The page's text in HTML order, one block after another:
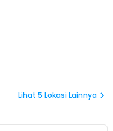
Lihat 5 Lokasi Lainnya